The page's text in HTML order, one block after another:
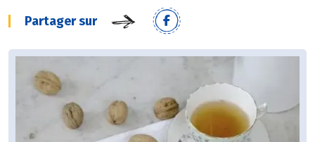
Partager sur